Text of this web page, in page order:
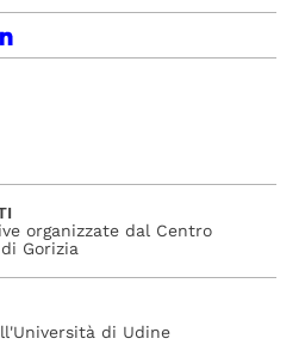
organizzate dal Centro
Gorizia
di Udine